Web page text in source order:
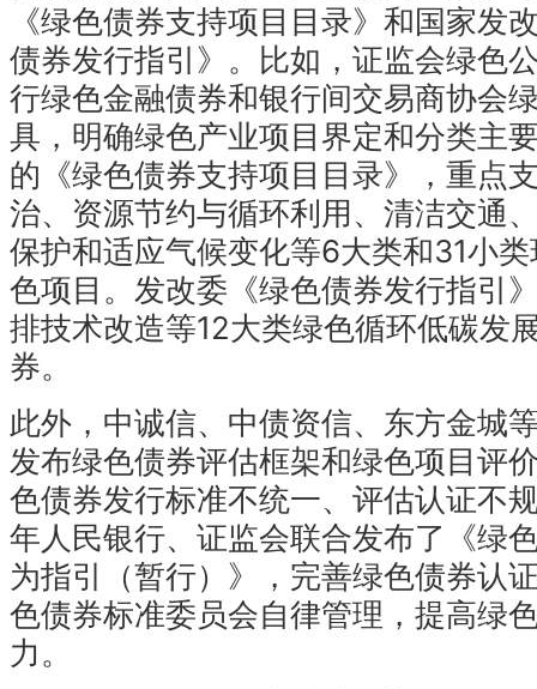
《绿色债券支持项目目录》和国家发
债券发行指引》。比如，证监会绿色
行绿色金融债券和银行间交易商协会
具，明确绿色产业项目界定和分类主
的《绿色债券支持项目目录》，重点
治、资源节约与循环利用、清洁交通
保护和适应气候变化等6大类和31小
色项目。发改委《绿色债券发行指引
排技术改造等12大类绿色循环低碳发
券。
此外，中诚信、中债资信、东方金城
发布绿色债券评估框架和绿色项目评
色债券发行标准不统一、评估认证不
年人民银行、证监会联合发布了《绿
为指引（暂行）》，完善绿色债券认
色债券标准委员会自律管理，提高绿
力。